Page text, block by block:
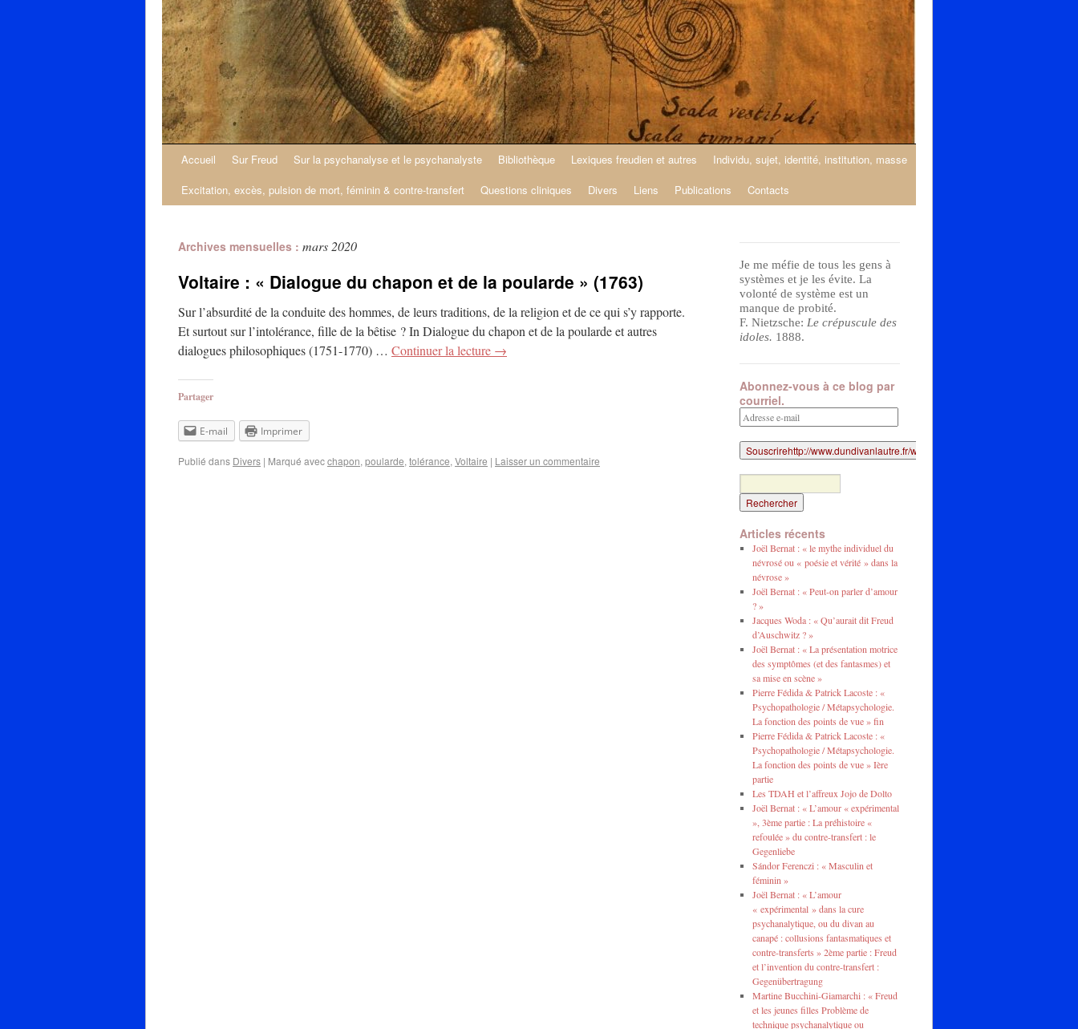
Accueil Sur Freud Sur la psychanalyse et le psychanalyste Bibliothèque Lexiques freudien et autres
Individu, sujet, identité, institution, masse
Excitation, excès, pulsion de mort, féminin & contre-transfert
Questions cliniques Divers Liens Publications Contacts
Archives mensuelles : mars 2020
Voltaire : « Dialogue du chapon et de la poularde » (1763)
Sur l’absurdité de la conduite des hommes, de leurs traditions, de la religion et de ce qui s’y rapporte.
Et surtout sur l’intolérance, fille de la bêtise ? In Dialogue du chapon et de la poularde et autres
dialogues philosophiques (1751-1770) … Continuer la lecture →
Partager
E-mail Imprimer
Publié dans Divers | Marqué avecchapon, poularde, tolérance, Voltaire | Laisser un commentaire
Je me méfie de tous les gens à
systèmes et je les évite. La
volonté de système est un
manque de probité.
F. Nietzsche: Le crépuscule des
idoles. 1888.
Abonnez-vous à ce blog par
courriel.
Adresse
e-
mail
Articles récents
Joël Bernat : « le mythe individuel du
névrosé ou « poésie et vérité » dans la
névrose »
Joël Bernat : « Peut-on parler d’amour
? »
Jacques Woda : « Qu’aurait dit Freud
d’Auschwitz ? »
Joël Bernat : « La présentation motrice
des symptômes (et des fantasmes) et
sa mise en scène »
Pierre Fédida & Patrick Lacoste : «
Psychopathologie / Métapsychologie.
La fonction des points de vue » fin
Pierre Fédida & Patrick Lacoste : «
Psychopathologie / Métapsychologie.
La fonction des points de vue » Ière
partie
Les TDAH et l’affreux Jojo de Dolto
Joël Bernat : « L’amour « expérimental
», 3ème partie : La préhistoire «
refoulée » du contre-transfert : le
Gegenliebe
Sándor Ferenczi : « Masculin et
féminin »
Joël Bernat : « L’amour
« expérimental » dans la cure
psychanalytique, ou du divan au
canapé : collusions fantasmatiques et
contre-transferts » 2ème partie : Freud
et l’invention du contre-transfert :
Gegenübertragung
Martine Bucchini-Giamarchi : « Freud
et les jeunes filles Problème de
technique psychanalytique ou